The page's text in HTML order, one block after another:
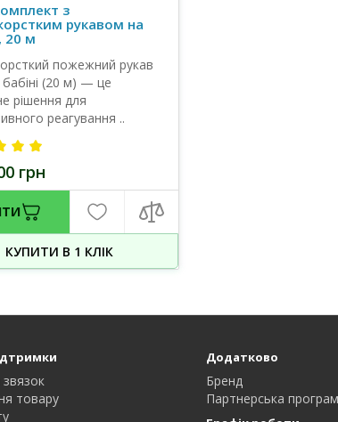
з
рукавом на
20 м
пожежний рукав
(20 м) — це
рішення для
реагування ..
грн
КУПИТИ В 1 КЛIК
товару
Додатково
Бренд
Партнерська